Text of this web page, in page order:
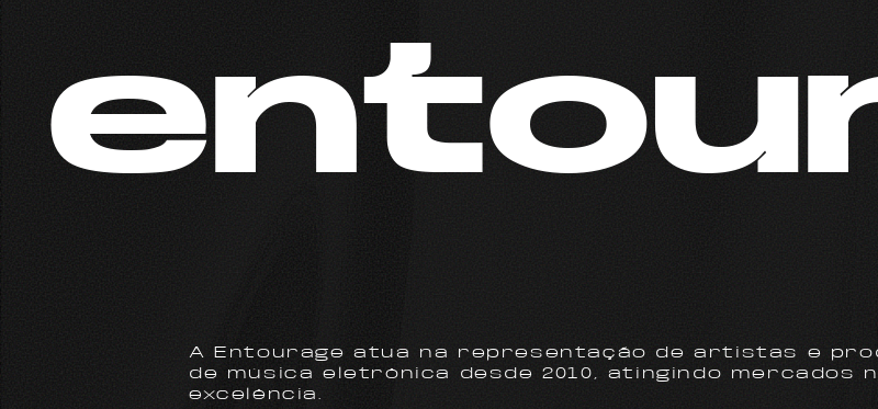
A Entourage atua na representação de artistas e
de música eletrônica desde 2010, atingindo mercados
excelência.